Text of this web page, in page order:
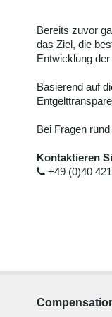
Bereits zuvor
das Ziel, die
Entwicklung
Basierend auf
Bei Fragen
Kontaktieren
+49 (0)40